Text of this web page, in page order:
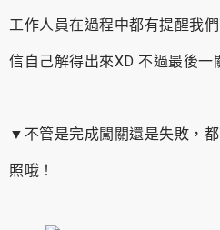
工作人員在過程中都有提醒我
信自己解得出來XD 不過最後一
▼不管是完成闖關還是失敗，
照哦！